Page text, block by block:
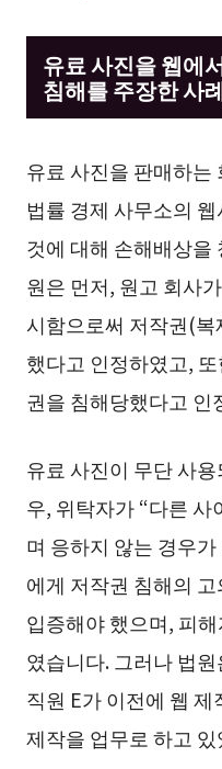
유료 사진을 웹에
침해를 주장한 사
유료 사진을 판매하는
법률 경제 사무소의
것에 대해 손해배상을
원은 먼저, 원고 회사
시함으로써 저작권(
했다고 인정하였고,
권을 침해당했다고 인
유료 사진이 무단 사
우, 위탁자가 “다른
며 응하지 않는 경우
에게 저작권 침해의
입증해야 했으며, 피
였습니다. 그러나 법
직원 E가 이전에 웹
제작을 업무로 하고